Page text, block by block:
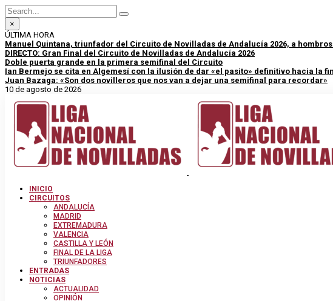
×
ÚLTIMA HORA
Manuel Quintana, triunfador del Circuito de Novilladas de Andalucía 2026, a
DIRECTO: Gran Final del Circuito de Novilladas de Andalucía 2026
Doble puerta grande en la primera semifinal del Circuito
Ian Bermejo se cita en Algemesí con la ilusión de dar «el pasito» definitivo hacia la
Juan Bazaga: «Son dos novilleros que nos van a dejar una semifinal para recordar»
10 de agosto de 2026
INICIO
CIRCUITOS
ANDALUCÍA
MADRID
EXTREMADURA
VALENCIA
CASTILLA Y LEÓN
FINAL DE LA LIGA
TRIUNFADORES
ENTRADAS
NOTICIAS
ACTUALIDAD
OPINIÓN